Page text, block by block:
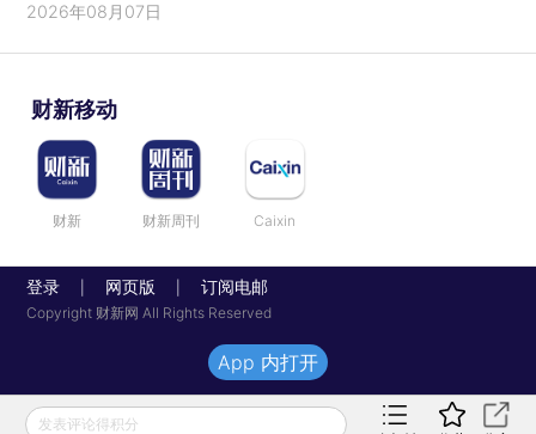
2026年08月07日
财新移动
财新 财新周刊 Caixin
登录 网页版 订阅电邮
Copyright 财新网 All Rights Reserved
发表评论得积分
App 内打开